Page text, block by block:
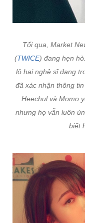
Tối qua, Market
(TWICE) đang hẹn
lộ hai nghệ sĩ đang
đã xác nhận thông
Heechul và Momo
nhưng họ vẫn luôn
biết